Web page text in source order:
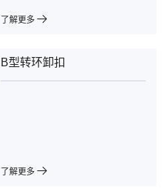
了解更多
B型转环卸扣
了解更多